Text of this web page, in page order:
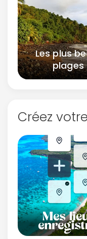
Les plus
plages
Créez